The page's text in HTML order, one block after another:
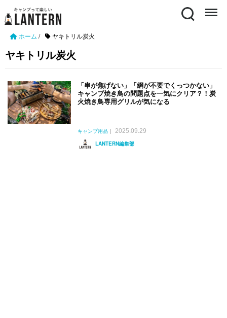
Search Menu
ホーム / ヤキトリル炭火
ヤキトリル炭火
「串が焦げない」「網が不要でくっつかない」
キャンプ焼き鳥の問題点を一気にクリア？！炭
火焼き鳥専用グリルが気になる
キャンプ用品
2025.09.29
LANTERN編集部